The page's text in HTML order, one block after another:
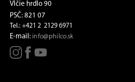
Vlčie hrdlo 90
PSČ: 821 07
Tel.: +421 2 2129 6971
E-mail: info@philco.sk